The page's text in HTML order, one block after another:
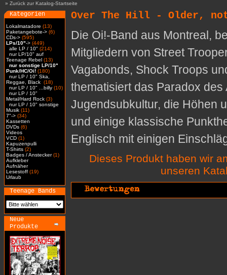
» Zurück zur Katalog-Startseite
Kategorien
Lokalmatadore (13)
Paketangebote-> (6)
CDs-> (595)
LPs/10"-> (449)
alle LP / 10" (214)
nur LP/10" auf
Teenage Rebel (13)
nur sonstige LP/10"
Punk/HC/Oi! (180)
nur LP / 10" Ska,
Reggae, Black (18)
nur LP / 10" ...billy (10)
nur LP / 10"
Metal/Hard Rock (3)
nur LP / 10" sonstige
Musik (11)
7"-> (34)
Kassetten
DVDs (6)
Videos
VCD (1)
Kapuzenpulli
T-Shirts (2)
Badges / Anstecker(1)
Aufkleber
Aufnäher
Lesestoff (19)
Urlaub
Teenage Bands
Neue
Produkte
Over The Hill - Older,
Die Oi!-Band aus Montreal,
Mitgliedern von Street
Vagabonds, Shock Troops
thematisiert das Paradox des
Jugendsubkultur, die Höhen
und einige klassische
Englisch mit einigen
Dieses Produkt haben wir
unseren